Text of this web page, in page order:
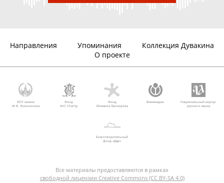
Направления Упоминания
Коллекция Дувакина
О проекте
МГУ имени
М.В. Ломоносова
Фонд
AVC Charity
Фонд
Михаила Прохорова
Викимедиа
Национальный корпус
русского языка
Благотворительный
фонд «Дар»
Все материалы предоставляются в рамках
свободной лицензии Creative Commons (CC BY-SA 4.0)